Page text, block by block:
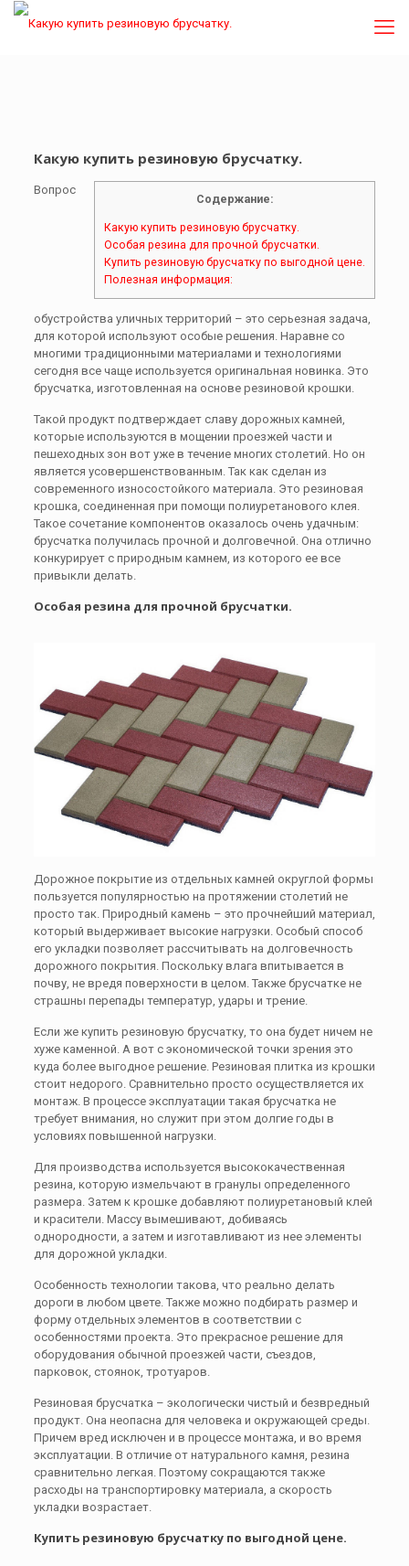
Какую купить резиновую брусчатку.
Содержание:
Какую купить резиновую брусчатку.
Особая резина для прочной брусчатки.
Купить резиновую брусчатку по выгодной цене.
Полезная информация:
Вопрос
обустройства уличных территорий – это серьезная задача,
для которой используют особые решения. Наравне со
многими традиционными материалами и технологиями
сегодня все чаще используется оригинальная новинка. Это
брусчатка, изготовленная на основе резиновой крошки.
Такой продукт подтверждает славу дорожных камней,
которые используются в мощении проезжей части и
пешеходных зон вот уже в течение многих столетий. Но он
является усовершенствованным. Так как сделан из
современного износостойкого материала. Это резиновая
крошка, соединенная при помощи полиуретанового клея.
Такое сочетание компонентов оказалось очень удачным:
брусчатка получилась прочной и долговечной. Она отлично
конкурирует с природным камнем, из которого ее все
привыкли делать.
Особая резина для прочной брусчатки.
Дорожное покрытие из отдельных камней округлой формы
пользуется популярностью на протяжении столетий не
просто так. Природный камень – это прочнейший материал,
который выдерживает высокие нагрузки. Особый способ
его укладки позволяет рассчитывать на долговечность
дорожного покрытия. Поскольку влага впитывается в
почву, не вредя поверхности в целом. Также брусчатке не
страшны перепады температур, удары и трение.
Если же купить резиновую брусчатку, то она будет ничем не
хуже каменной. А вот с экономической точки зрения это
куда более выгодное решение. Резиновая плитка из крошки
стоит недорого. Сравнительно просто осуществляется их
монтаж. В процессе эксплуатации такая брусчатка не
требует внимания, но служит при этом долгие годы в
условиях повышенной нагрузки.
Для производства используется высококачественная
резина, которую измельчают в гранулы определенного
размера. Затем к крошке добавляют полиуретановый клей
и красители. Массу вымешивают, добиваясь
однородности, а затем и изготавливают из нее элементы
для дорожной укладки.
Особенность технологии такова, что реально делать
дороги в любом цвете. Также можно подбирать размер и
форму отдельных элементов в соответствии с
особенностями проекта. Это прекрасное решение для
оборудования обычной проезжей части, съездов,
парковок, стоянок, тротуаров.
Резиновая брусчатка – экологически чистый и безвредный
продукт. Она неопасна для человека и окружающей среды.
Причем вред исключен и в процессе монтажа, и во время
эксплуатации. В отличие от натурального камня, резина
сравнительно легкая. Поэтому сокращаются также
расходы на транспортировку материала, а скорость
укладки возрастает.
Купить резиновую брусчатку по выгодной цене.